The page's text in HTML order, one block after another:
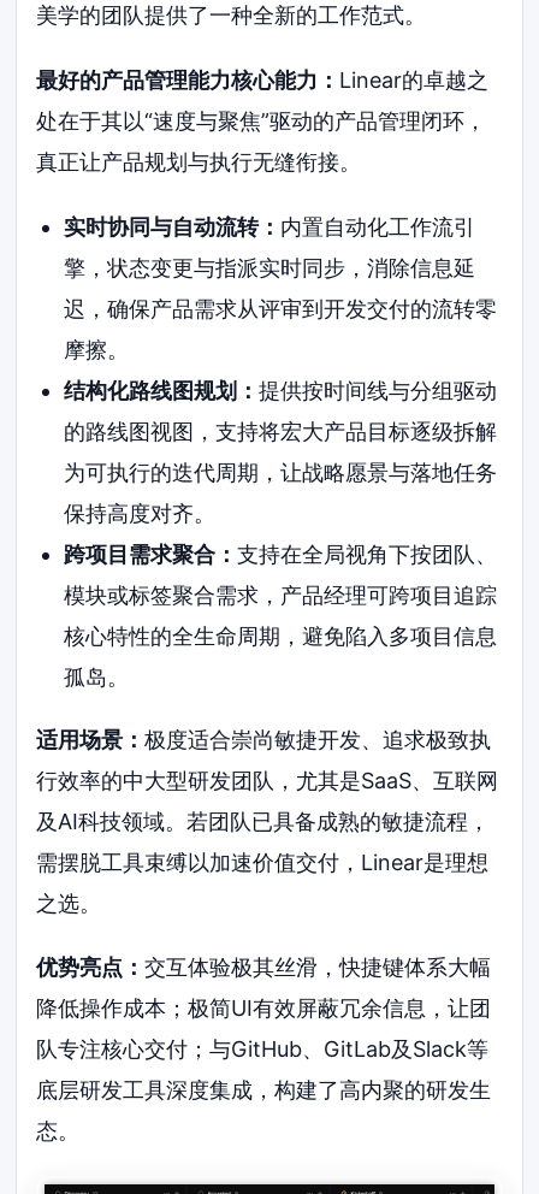
美学的团队提供了一种全新的工作范式。
最好的产品管理能力核心能力： Linear的卓越之
处在于其以“速度与聚焦”驱动的产品管理闭环，
真正让产品规划与执行无缝衔接。
实时协同与自动流转： 内置自动化工作流引
擎，状态变更与指派实时同步，消除信息延
迟，确保产品需求从评审到开发交付的流转零
摩擦。
结构化路线图规划： 提供按时间线与分组驱动
的路线图视图，支持将宏大产品目标逐级拆解
为可执行的迭代周期，让战略愿景与落地任务
保持高度对齐。
跨项目需求聚合： 支持在全局视角下按团队、
模块或标签聚合需求，产品经理可跨项目追踪
核心特性的全生命周期，避免陷入多项目信息
孤岛。
适用场景：极度适合崇尚敏捷开发、追求极致执
行效率的中大型研发团队，尤其是SaaS、互联网
及AI科技领域。若团队已具备成熟的敏捷流程，
需摆脱工具束缚以加速价值交付，Linear是理想
之选。
优势亮点：交互体验极其丝滑，快捷键体系大幅
降低操作成本；极简UI有效屏蔽冗余信息，让团
队专注核心交付；与GitHub、GitLab及Slack等
底层研发工具深度集成，构建了高内聚的研发生
态。